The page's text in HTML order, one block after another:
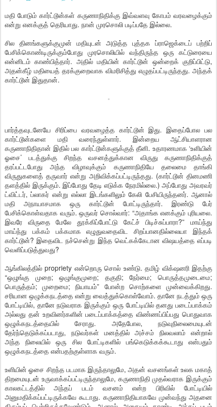
மதி போடும் கார்ட்டூன்கள் கருணாநிதிக்கு இவ்வளவு கோபம் வரவழைக்கும்
என்று எனக்குத் தெரியாது. நான் முரசொலி படிப்பதே இல்லை.
சில தினங்களுக்குமுன் மதியுடன் அடுத்த புத்தக ப்ராஜெக்டைப் பற்றிப்
பேசிக்கொண்டிருக்கும்போது முரசொலியில் வந்திருந்த ஒரு கட்டுரையை
என்னிடம் காண்பித்தார். அதில் மதியின் கார்ட்டூன் ஒன்றைக் குறிப்பிட்டு,
அதன்கீழ் மதியைத் தரக்குறைவாக விமரிசித்து எழுதப்பட்டிருந்தது. அந்தக்
கார்ட்டூன் இதுதான்.
பார்த்தவுடனேயே சிரிப்பை வரவழைத்த கார்ட்டூன் இது. இதைப்போல பல
கார்ட்டூன்களை மதி வரைந்துள்ளார். இன்றைய ஆட்சியாளரான
கருணாநிதிதான் இதில் பல கார்ட்டூன்களுக்குத் தீனி. உதாரணமாக ‘உளியின்
ஓசை’ படத்துக்கு சிறந்த வசனத்துக்கான விருது கருணாநிதிக்குத்
தரப்பட்டபோது அந்த விழாவுக்கும் கருணாநிதியே தலைமை தாங்கி
விருதுகளைத் தருவார் என்று அறிவிக்கப்பட்டிருந்தது. (கார்ட்டூன் தினமணி
தளத்தில் இருக்கும். இப்போது தேடி எடுக்க நேரமில்லை.) அப்போது அவரவர்
ட்விட்டர், ப்லாகர் என்று எல்லா இடங்களிலும் கேலி பேசியிருந்தனர். ஆனால்
மதி அநாயாசமாக ஒரு கார்ட்டூன் போட்டிருந்தார். இரண்டு பேர்
பேசிக்கொள்வதாக வரும். ஒருவர் சொல்வார்: “அதாங்க எனக்கும் புரியலை.
இவரே விருதை மேலே தூக்கிப்போட்டு கேட்ச் பிடிச்சுப்பாரா?” மாய்ந்து
மாய்ந்து பக்கம் பக்கமாக எழுதுவதைவிட சிறப்பானதில்லையா இந்தக்
கார்ட்டூன்? இதைவிட நச்சென்று இந்த வெட்கக்கேடான விஷயத்தை எப்படி
வெளிப்படுத்துவது?
ஆங்கிலத்தில் propriety என்றொரு சொல் உண்டு. தமிழ் விக்‌ஷனரி இதற்கு
“ஒழுங்கு முறை; ஒழுங்குமுறை; தகுதி; நேர்மை; பொருத்தமுடைமை;
பொருத்தம்; முறைமை; நியாயம்” போன்ற சொற்களை முன்வைக்கிறது.
சரியான ஒழுக்கநடத்தை என்று வைத்துக்கொள்வோம். தானே நடத்தும் ஒரு
போட்டியில், தானே நடுவராக இருக்கும் ஒரு போட்டியில் தனது படைப்பாக்கம்
அல்லது தன் உறவினர்களின் படைப்பாக்கத்தை விண்ணப்பிப்பது பொதுவாக
ஒழுக்கநடத்தையில் சேராது. அதேபோல, நடுவுநிலைமையுடன்
தேர்ந்தெடுக்கப்படாது, நடுவர்கள் மனத்தில் அச்சம் நிலவலாம் என்றால்
அந்த நிலையில் ஒரு சில போட்டிகளில் பங்கெடுக்கக்கூடாது என்பதும்
ஒழுக்கநடத்தை என்பதற்குள்ளாக வரும்.
உளியின் ஓசை சிறந்த படமாக இருந்தாலுமே, அதன் வசனங்கள் உலக மகாத்
திறமையுடன் உருவாக்கப்பட்டிருந்தாலுமே, கருணாநிதி முதல்வராக இருக்கும்
காலகட்டத்தில் அந்தப் படம் வசனம் என்ற பிரிவில் போட்டியில்
அனுமதிக்கப்பட்டிருக்கவே கூடாது. கருணாநிதியாகவே முன்வந்து அதனை